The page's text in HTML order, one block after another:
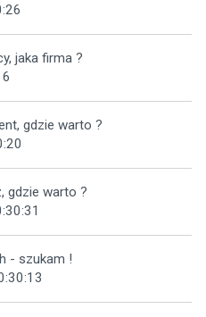
jaka firma ?
gdzie warto ?
gdzie warto ?
- szukam !